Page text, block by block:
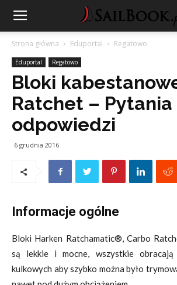
Strona główna Eduportal Regatowo
Eduportal Regatowo
Bloki
Ratchet – Pytania
odpowiedzi
6 grudnia 2016
Informacje ogólne
Bloki Harken Ratchamatic®, Carbo
są lekkie i mocne, wszystkie obracają
kulkowych aby szybko można było